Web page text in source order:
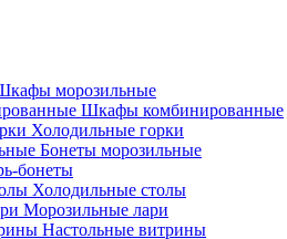
морозильные
Шкафы комбинированные
Холодильные горки
Бонеты морозильные
бонеты
Холодильные столы
Морозильные лари
Настольные витрины